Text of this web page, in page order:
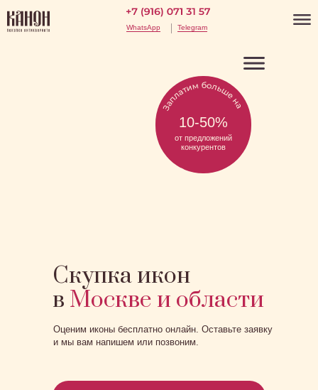
WhatsApp Telegram
Скупка икон
в Москве и области
Оценим иконы бесплатно онлайн. Оставьте заявку
и мы вам напишем или позвоним.
10-50%
от предложений
конкурентов